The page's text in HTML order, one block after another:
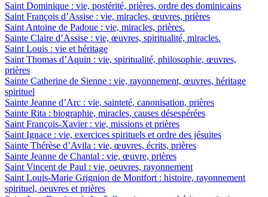
Saint Dominique : vie, postérité, prières, ordre des dominicains
Saint François d’Assise : vie, miracles, œuvres, prières
Saint Antoine de Padoue : vie, miracles, prières.
Sainte Claire d’Assise : vie, œuvres, spiritualité, miracles.
Saint Louis : vie et héritage
Saint Thomas d’Aquin : vie, spiritualité, philosophie, œuvres,
prières
Sainte Catherine de Sienne : vie, rayonnement, œuvres, héritage
spirituel
Sainte Jeanne d’Arc : vie, sainteté, canonisation, prières
Sainte Rita : biographie, miracles, causes désespérées
Saint François-Xavier : vie, missions et prières
Saint Ignace : vie, exercices spirituels et ordre des jésuites
Sainte Thérèse d’Avila : vie, œuvres, écrits, prières
Sainte Jeanne de Chantal : vie, œuvre, prières
Saint Vincent de Paul : vie, oeuvres, rayonnement
Saint Louis-Marie Grignion de Montfort : histoire, rayonnement
spirituel, oeuvres et prières